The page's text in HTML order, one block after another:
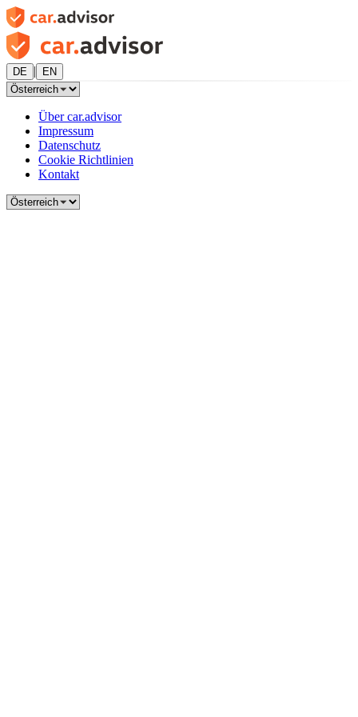
DE | EN
Über car.advisor
Impressum
Datenschutz
Cookie Richtlinien
Kontakt